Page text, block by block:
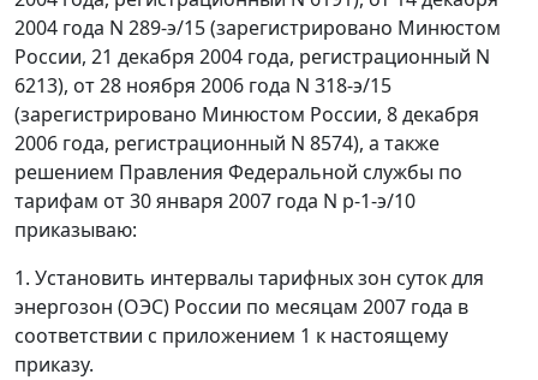
2004 года N 289-э/15 (зарегистрировано Минюстом
России, 21 декабря 2004 года, регистрационный N
6213), от 28 ноября 2006 года N 318-э/15
(зарегистрировано Минюстом России, 8 декабря
2006 года, регистрационный N 8574), а также
решением Правления Федеральной службы по
тарифам от 30 января 2007 года N р-1-э/10
приказываю:
1. Установить интервалы тарифных зон суток для
энергозон (ОЭС) России по месяцам 2007 года в
соответствии с приложением 1 к настоящему
приказу.